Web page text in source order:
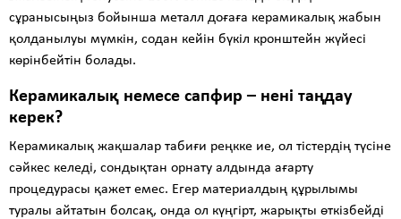
сұранысыңыз бойынша металл доғаға керамикалық жабын
қолданылуы мүмкін, содан кейін бүкіл кронштейн жүйесі
көрінбейтін болады.
Керамикалық немесе сапфир – нені таңдау
керек?
Керамикалық жақшалар табиғи реңкке ие, ол тістердің түсіне
сәйкес келеді, сондықтан орнату алдында ағарту
процедурасы қажет емес. Егер материалдың құрылымы
туралы айтатын болсақ, онда ол күңгірт, жарықты өткізбейді